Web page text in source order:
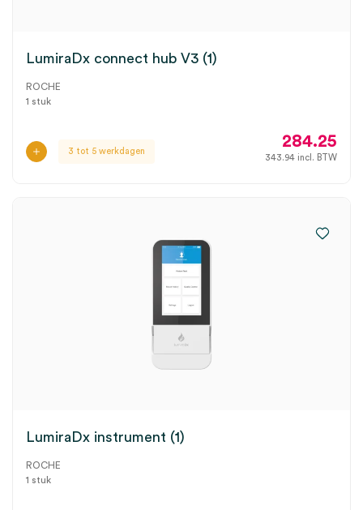
LumiraDx connect hub V3 (1)
ROCHE
1 stuk
3 tot 5 werkdagen
284.25
343.94 incl. BTW
LumiraDx instrument (1)
ROCHE
1 stuk